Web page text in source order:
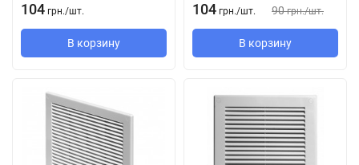
104 грн./шт.
В корзину
104 грн./шт. 90 грн./шт.
В корзину